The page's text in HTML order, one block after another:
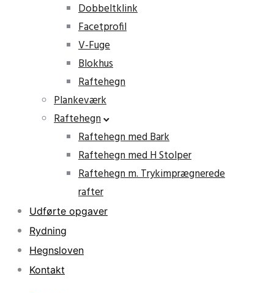
Dobbeltklink
Facetprofil
V-Fuge
Blokhus
Raftehegn
Plankeværk
Raftehegn
Raftehegn med Bark
Raftehegn med H Stolper
Raftehegn m. Trykimprægnerede
rafter
Udførte opgaver
Rydning
Hegnsloven
Kontakt